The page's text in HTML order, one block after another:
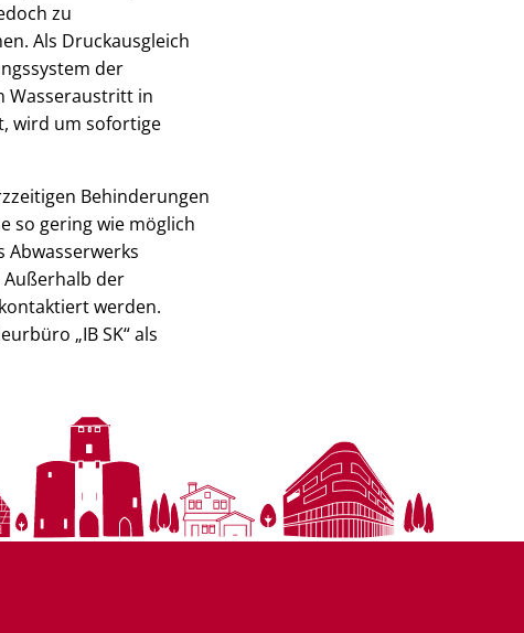
zu
Als Druckausgleich
der
Wasseraustritt in
wird um sofortige
Behinderungen
so gering wie möglich
Abwasserwerks
Außerhalb der
werden.
„IB SK“ als